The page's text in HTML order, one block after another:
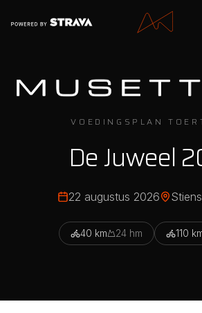
VOEDINGSPLAN
De Juweel
22 augustus 2026 Stiens
40 km 24hm 110